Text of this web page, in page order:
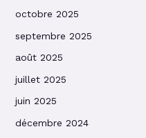
octobre 2025
septembre 2025
août 2025
juillet 2025
juin 2025
décembre 2024